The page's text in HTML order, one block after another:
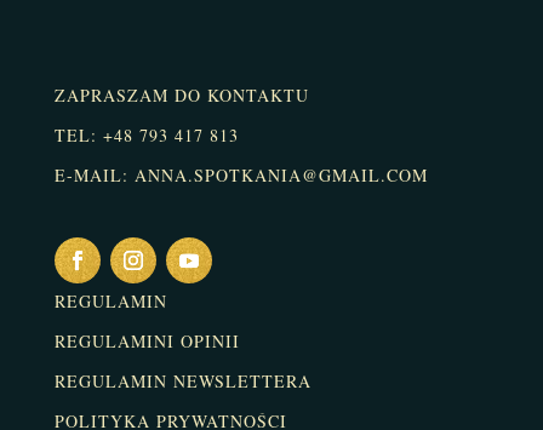
ZAPRASZAM DO KONTAKTU
TEL: +48 793 417 813
E-MAIL: ANNA.SPOTKANIA@GMAIL.COM
REGULAMIN
REGULAMINI OPINII
REGULAMIN NEWSLETTERA
POLITYKA PRYWATNOŚCI